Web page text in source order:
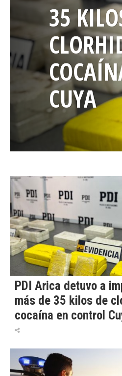
DE
PDI Arica detuvo a
más de 35 kilos de
cocaína en control